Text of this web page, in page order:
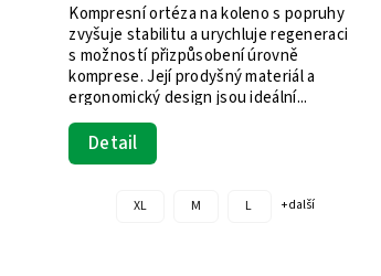
Detail
Kompresní ortéza na koleno s popruhy
zvyšuje stabilitu a urychluje regeneraci
s možností přizpůsobení úrovně
komprese. Její prodyšný materiál a
ergonomický design jsou ideální...
XL M L + další